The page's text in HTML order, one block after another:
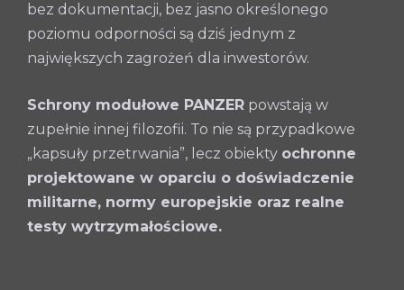
bez dokumentacji, bez jasno określonego
poziomu odporności są dziś jednym z
największych zagrożeń dla inwestorów.
Schrony modułowe PANZER powstają w
zupełnie innej filozofii. To nie są przypadkowe
„kapsuły przetrwania”, lecz obiekty ochronne
projektowane w oparciu o doświadczenie
militarne, normy europejskie oraz realne
testy wytrzymałościowe.